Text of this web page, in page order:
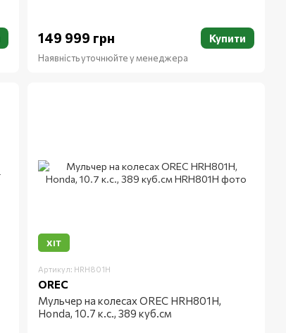
149 999 грн Купити
Наявність уточнюйте у менеджера
ХІТ
Артикул: HRH801H
OREC
Мульчер на колесах OREC HRH801H,
Honda, 10.7 к.с., 389 куб.см